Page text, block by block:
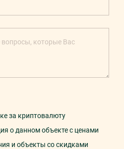
за криптовалюту
о данном объекте с ценами
и объекты со скидками